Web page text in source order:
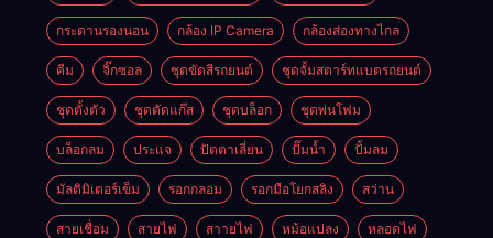
กระดานรองนอน กล้อง IP Camera กล้องส่องทางไกล
คีม จิ๊กซอล ชุดขัดสีรถยนต์​ ชุดจั้มสตาร์ทแบตรถยนต์
ชุดตั้งตัว ชุดตัดแก๊ส ชุดบล็อก ชุดพ่นโฟม
บล็อกลม ประแจ ปัตตาเลี่ยน ปั๊มน้ำ ปั้มลม
มัลติมิเตอร์เข็ม รอกกลอม รอกมือโยกสลิง สว่าน
สายเชื่อม สายไฟ สาายไฟ หม้อแปลง หลอดไฟ